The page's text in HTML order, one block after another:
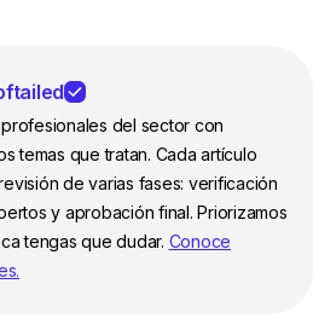
del sector con
temas que tratan. Cada artículo
de varias fases: verificación
y aprobación final. Priorizamos
tengas que dudar. Conoce